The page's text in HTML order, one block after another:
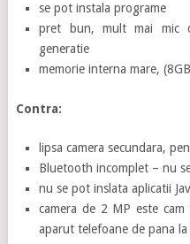
se pot instala programe
pret bun, mult mai mic
generatie
memorie interna mare,
Contra:
lipsa camera secundara,
Bluetooth incomplet – nu
nu se pot inslata aplicatii
camera de 2 MP este
aparut telefoane de pana